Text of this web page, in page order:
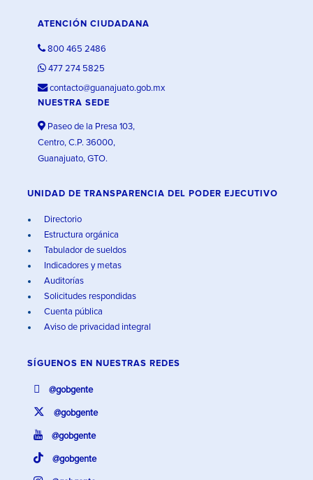
ATENCIÓN CIUDADANA
800 465 2486
477 274 5825
contacto@guanajuato.gob.mx
NUESTRA SEDE
Paseo de la Presa 103,
Centro, C.P. 36000,
Guanajuato, GTO.
UNIDAD DE TRANSPARENCIA DEL PODER EJECUTIVO
Directorio
Estructura orgánica
Tabulador de sueldos
Indicadores y metas
Auditorías
Solicitudes respondidas
Cuenta pública
Aviso de privacidad integral
SÍGUENOS EN NUESTRAS REDES
@gobgente
@gobgente
@gobgente
@gobgente